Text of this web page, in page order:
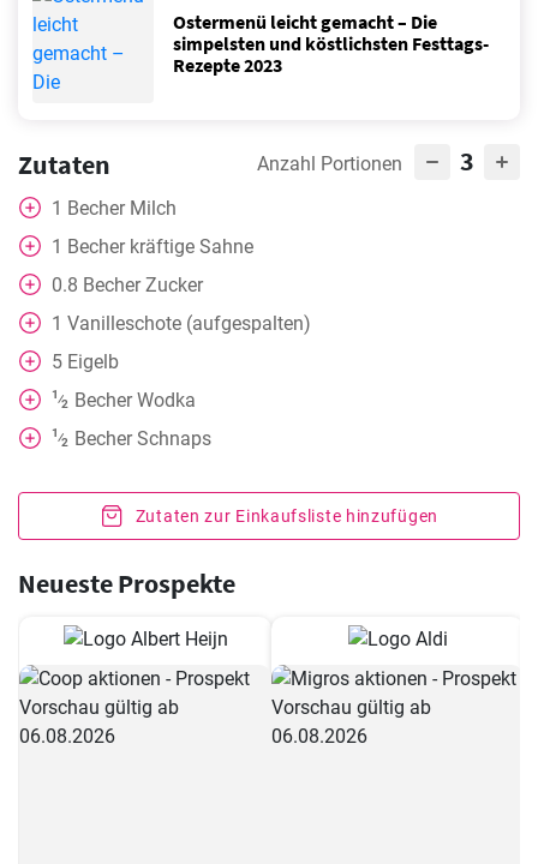
Ostermenü leicht gemacht – Die
simpelsten und köstlichsten Festtags-
Rezepte 2023
Zutaten Anzahl Portionen 3
1 Becher Milch
1 Becher kräftige Sahne
0.8 Becher Zucker
1 Vanilleschote (aufgespalten)
5 Eigelb
1⁄2 Becher Wodka
1⁄2 Becher Schnaps
Zutaten zur Einkaufsliste hinzufügen
Neueste Prospekte